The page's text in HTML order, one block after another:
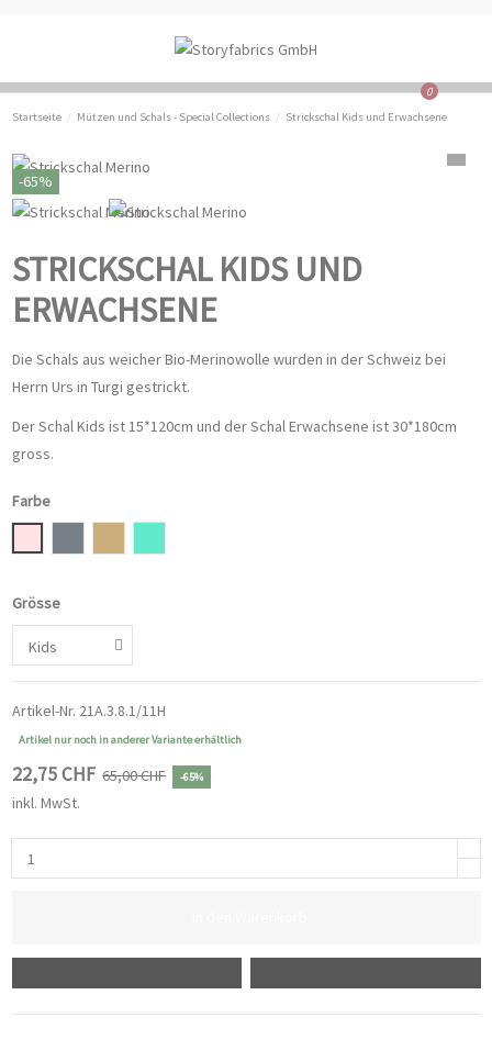
0
Startseite Mützen und Schals - Special Collections Strickschal Kids und Erwachsene
-65%
STRICKSCHAL KIDS UND
ERWACHSENE
Die Schals aus weicher Bio-Merinowolle wurden in der Schweiz bei
Herrn Urs in Turgi gestrickt.
Der Schal Kids ist 15*120cm und der Schal Erwachsene ist 30*180cm
gross.
Farbe
Grösse
Artikel-Nr. 21A.3.8.1/11H
Artikel nur noch in anderer Variante erhältlich
22,75 CHF 65,00 CHF -65%
inkl. MwSt.